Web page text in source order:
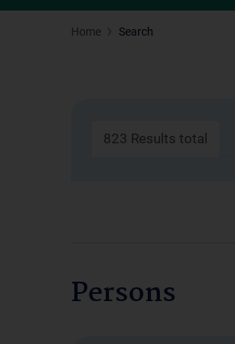
Home Search
823 Results total
Persons